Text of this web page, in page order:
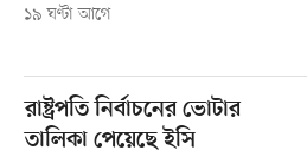
১৯ ঘণ্টা আগে
রাষ্ট্রপতি নির্বাচনের ভোটার
তালিকা পেয়েছে ইসি